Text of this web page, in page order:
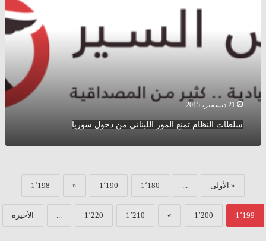
من
دخول
سوريا
21 ديسمبر، 2015
سلطات النظام تمنع الموز اللبناني من دخول سوريا
« الأولى ... 1٬180 1٬190 « 1٬198
1٬199 1٬200 » 1٬210 1٬220 ... الأخيرة